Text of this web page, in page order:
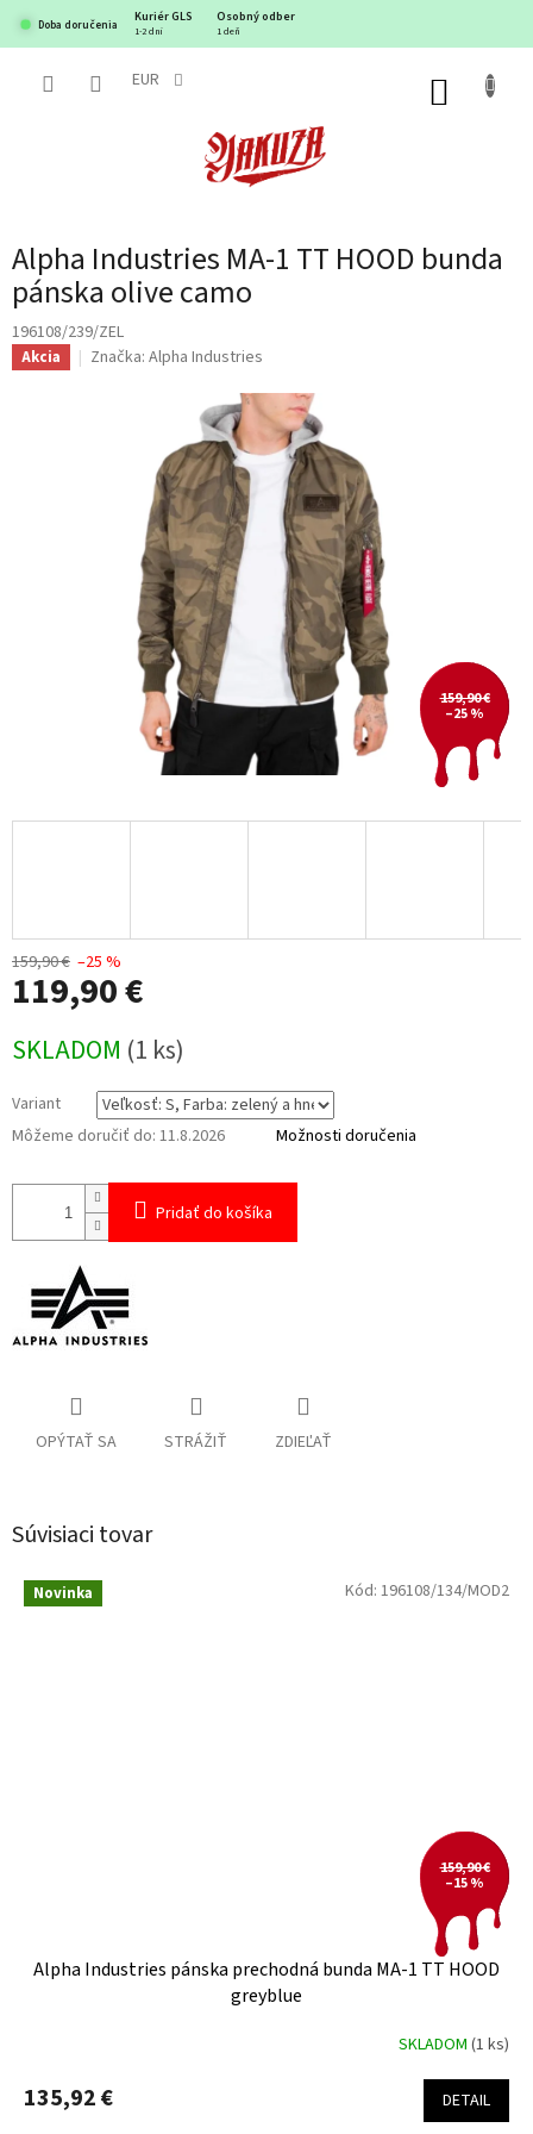
obsah
Doba doručenia
Kuriér GLS Osobný odber
1-2 dni 1 deň
EUR
Alpha Industries MA-1 TT HOOD bunda
pánska olive camo
196108/239/ZEL
Akcia Značka: Alpha Industries
159,90 €
–25 %
159,90 € –25 %
119,90 €
cena:
SKLADOM (1 ks)
Variant
Môžeme doručiť do: 11.8.2026 Možnosti doručenia
Pridať do košíka
OPÝTAŤ SA STRÁŽIŤ ZDIEĽAŤ
Súvisiaci tovar
Novinka
159,90 €
–15 %
Alpha Industries pánska prechodná bunda MA-1 TT HOOD
greyblue
SKLADOM (1 ks)
135,92 € DETAIL
Kód: 196108/134/MOD2